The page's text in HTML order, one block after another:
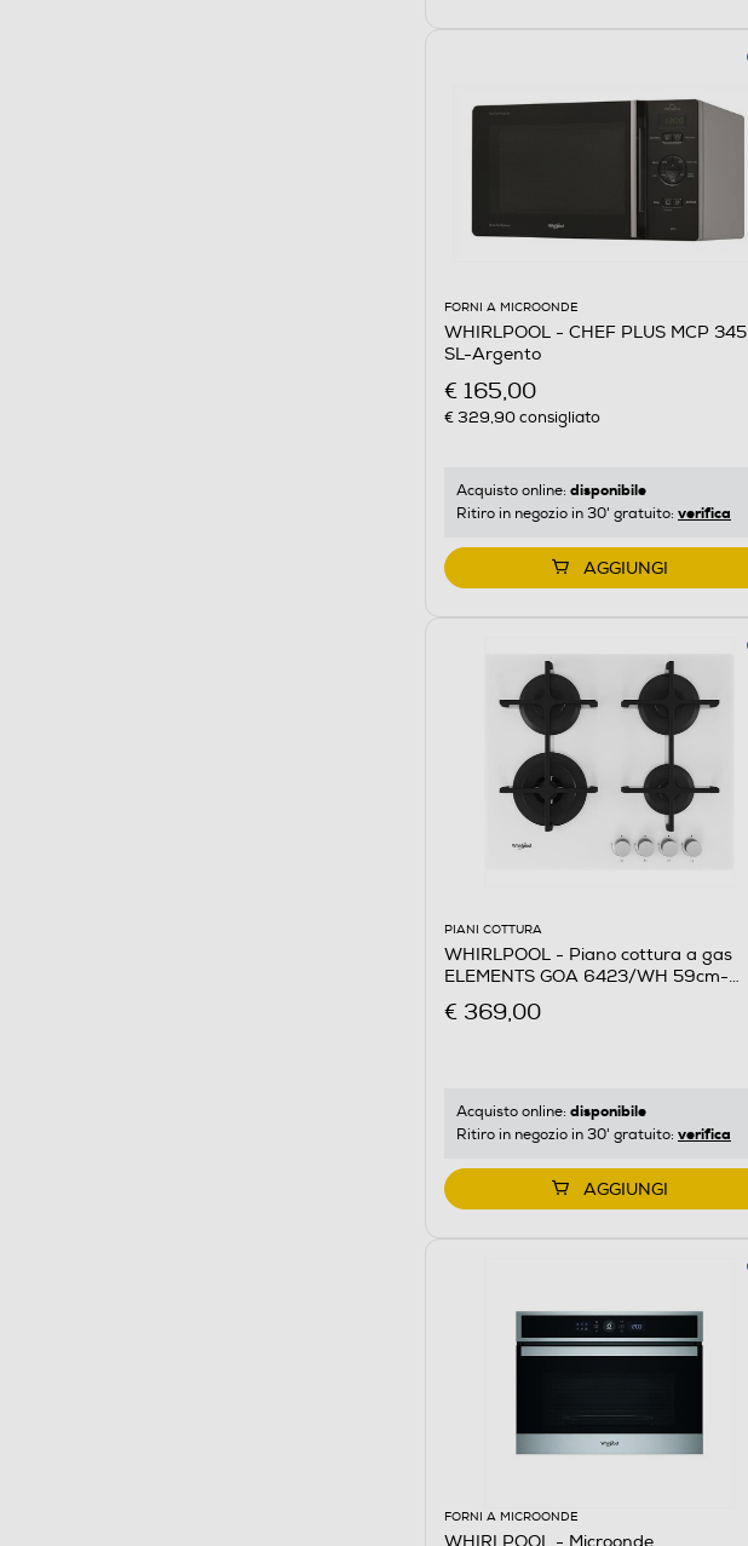
FORNI A MICROONDE
WHIRLPOOL - CHEF PLUS MCP 345
SL-Argento
€ 165,00
€ 329,90consigliato
Acquisto online: disponibile
Ritiro in negozio in 30' gratuito: verifica
AGGIUNGI
PIANI COTTURA
WHIRLPOOL - Piano cottura a gas
ELEMENTS GOA 6423/WH 59cm-
€ 369,00
Acquisto online: disponibile
Ritiro in negozio in 30' gratuito: verifica
AGGIUNGI
FORNI A MICROONDE